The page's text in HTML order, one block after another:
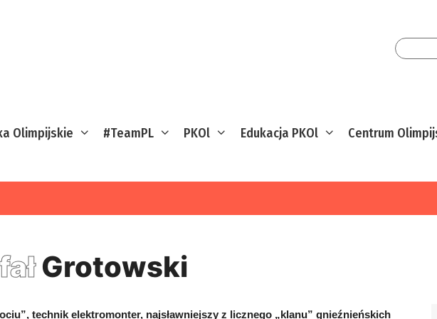
Olimpijskie #TeamPL PKOl Edukacja PKOl Centrum
Grotowski
technik elektromonter, najsławniejszy z licznego „klanu” gnieźnieńskich